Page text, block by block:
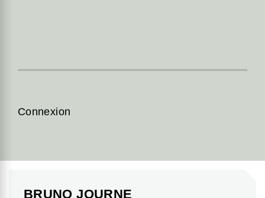
Connexion
BRUNO JOURNE